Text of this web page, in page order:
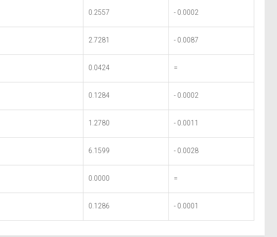
0.2557 - 0.0002
2.7281 - 0.0087
0.0424 =
0.1284 - 0.0002
1.2780 - 0.0011
6.1599 - 0.0028
0.0000 =
0.1286 - 0.0001